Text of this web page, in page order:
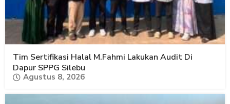
Tim Sertifikasi Halal M.Fahmi Lakukan Audit Di
Dapur SPPG Silebu
Agustus 8, 2026